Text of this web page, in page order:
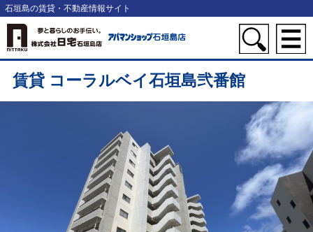
石垣島の賃貸・不動産情報サイト
賃貸 コーラルベイ石垣島弐番館